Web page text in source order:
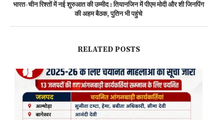
भारत-चीन रिश्तों में नई शुरुआत की उम्मीद : तियानजिन में पीएम मोदी और शी जिनपिंग
की अहम बैठक, पुतिन भी पहुंचे
RELATED POSTS